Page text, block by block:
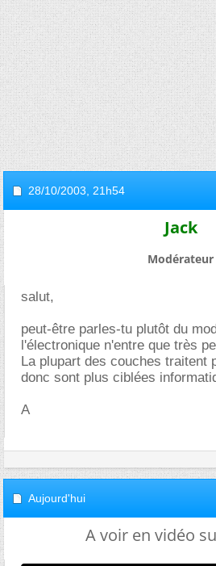
28/10/2003, 21h54
Jack
Modérateur
salut,
peut-être parles-tu plutôt du
l'électronique n'entre que très
La plupart des couches traitent
donc sont plus ciblées
A
Aujourd'hui
A voir en vidéo